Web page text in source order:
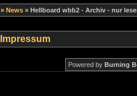
» News » Hellboard wbb2 - Archiv - nur
Impressum
Powered by Burning